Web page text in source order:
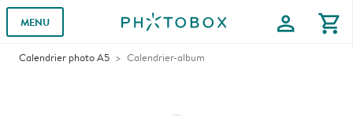
MENU profile shopping_cart
Calendrier photo A5 Calendrier-album